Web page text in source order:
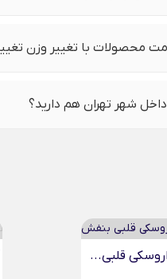
محصولات با تغییر وزن
شهر تهران هم دارید؟
قلبی...